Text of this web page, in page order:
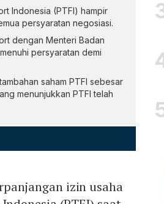
Indonesia (PTFI) hampir
persyaratan negosiasi.
dengan Menteri Badan
persyaratan demi
saham PTFI sebesar
menunjukkan PTFI telah
izin usaha